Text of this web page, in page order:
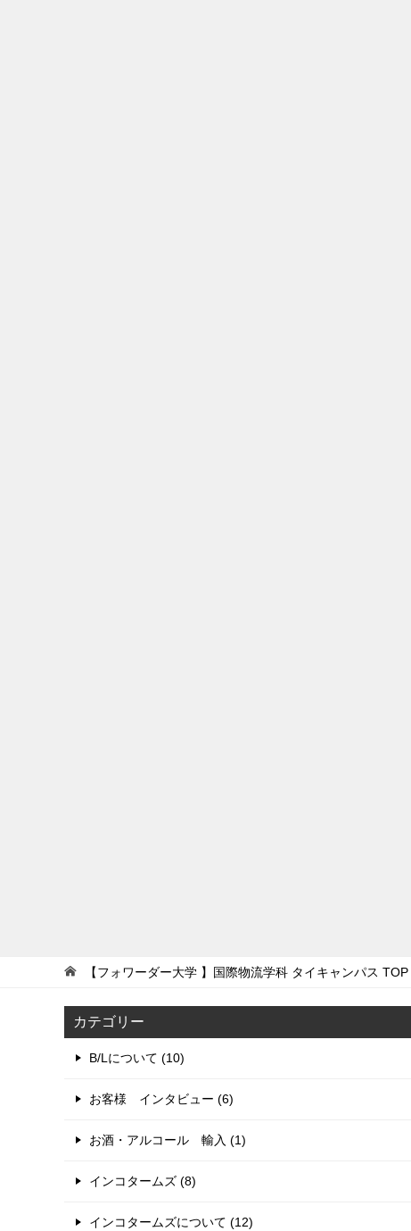
【フォワーダー大学 】国際物流学科 タイキャンパス TOP
カテゴリー
B/Lについて (10)
お客様 インタビュー (6)
お酒・アルコール 輸入 (1)
インコタームズ (8)
インコタームズについて (12)